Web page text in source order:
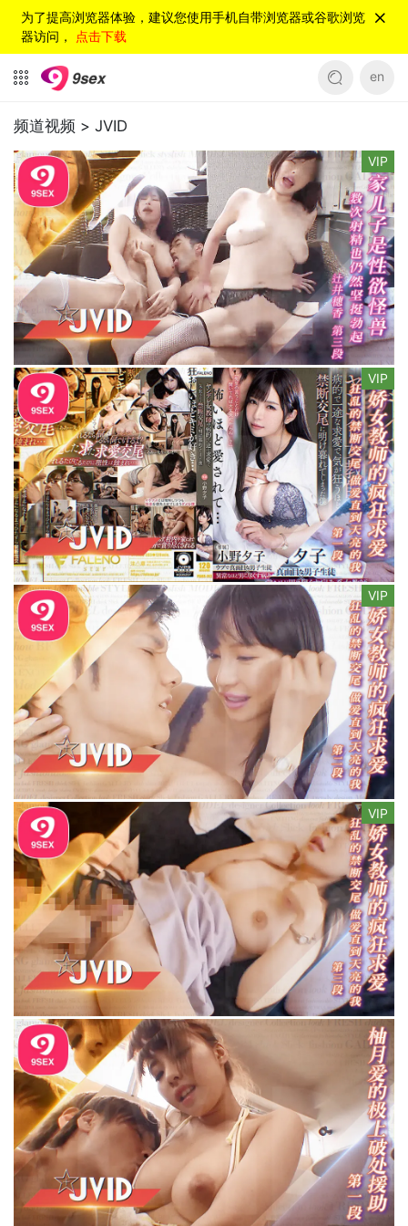
为了提高浏览器体验，建议您使用手机自带浏览器或谷歌浏览
器访问， 点击下载
en
频道视频 > JVID
VIP
VIP
VIP
VIP